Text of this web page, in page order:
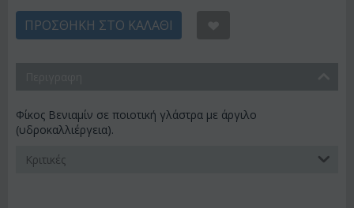
ΠΡΟΣΘΉΚΗ ΣΤΟ ΚΑΛΆΘΙ
Φίκος Βενιαμίν σε ποιοτική γλάστρα με άργιλο
(υδροκαλλιέργεια).
Κριτικές